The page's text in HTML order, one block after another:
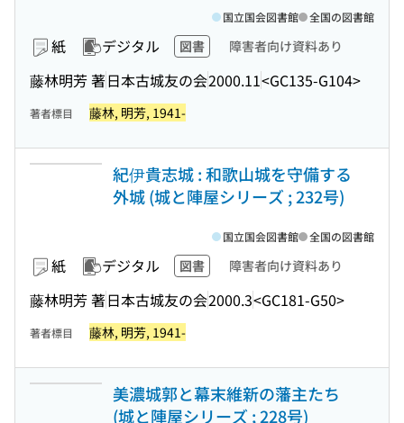
紙 デジタル 図書 障害者向け資料あり
藤林明芳 著日本古城友の会2000.11<GC135-G104>
国立国会図書館 全国の図書館
著者標目 藤林, 明芳, 1941-
紀伊貴志城 : 和歌山城を守備する
外城 (城と陣屋シリーズ ; 232号)
紙 デジタル 図書 障害者向け資料あり
藤林明芳 著日本古城友の会2000.3<GC181-G50>
国立国会図書館 全国の図書館
著者標目 藤林, 明芳, 1941-
美濃城郭と幕末維新の藩主たち
(城と陣屋シリーズ ; 228号)